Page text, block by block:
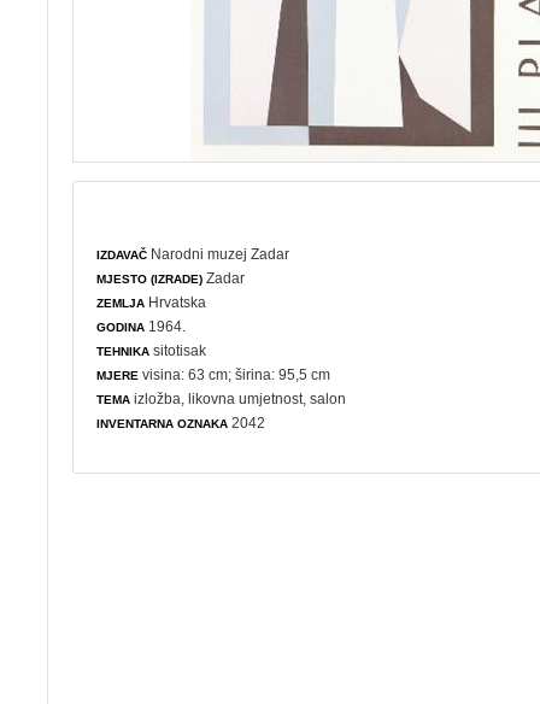
IZDAVAČ Narodni muzej Zadar
MJESTO (IZRADE) Zadar
ZEMLJA Hrvatska
GODINA 1964.
TEHNIKA sitotisak
MJERE visina: 63 cm; širina: 95,5 cm
TEMA izložba ,likovna umjetnost ,salon
INVENTARNA OZNAKA 2042